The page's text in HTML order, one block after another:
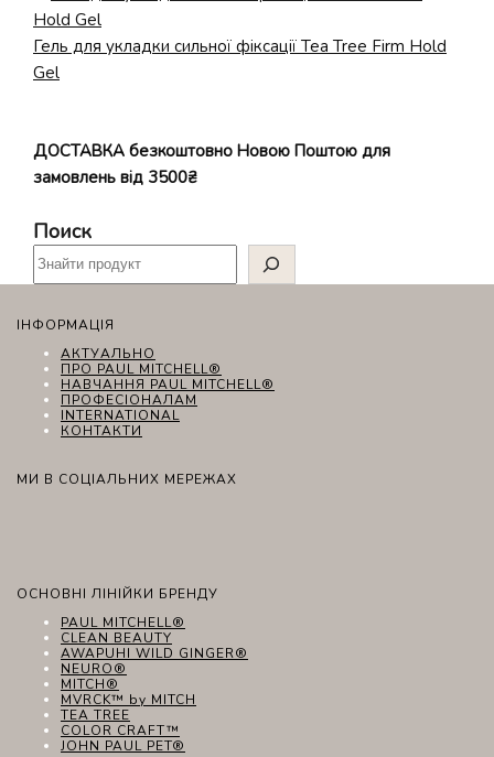
Гель для укладки сильної фіксації Tea Tree Firm Hold
Gel
ДОСТАВКА безкоштовно Новою Поштою для
замовлень від 3500₴
Поиск
ІНФОРМАЦІЯ
АКТУАЛЬНО
ПРО PAUL MITCHELL®
НАВЧАННЯ PAUL MITCHELL®
ПРОФЕСІОНАЛАМ
INTERNATIONAL
КОНТАКТИ
МИ В СОЦІАЛЬНИХ МЕРЕЖАХ
ОСНОВНІ ЛІНІЙКИ БРЕНДУ
PAUL MITCHELL®
CLEAN BEAUTY
AWAPUHI WILD GINGER®
NEURO®
MITCH®
MVRCK™ by MITCH
TEA TREE
COLOR CRAFT™
JOHN PAUL PET®